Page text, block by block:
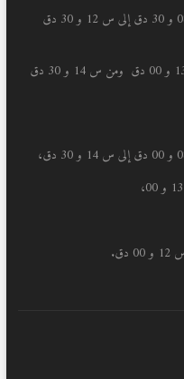
من س 08 و 30 دق إلى س 12 و 30 دق
من س 08 و 00 دق إلى س 13 و 00 دق ومن س 14 و 30 دق